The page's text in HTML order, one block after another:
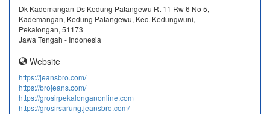
Dk Kademangan Ds Kedung Patangewu Rt 11 Rw 6 No 5,
Kademangan, Kedung Patangewu, Kec. Kedungwuni,
Pekalongan, 51173
Jawa Tengah - Indonesia
Website
https://jeansbro.com/
https://brojeans.com/
https://grosirpekalonganonline.com
https://grosirsarung.jeansbro.com/